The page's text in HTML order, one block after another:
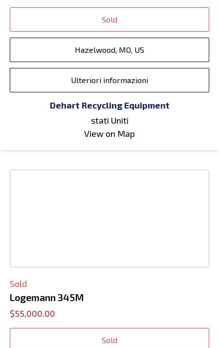
Sold
Hazelwood, MO, US
Ulteriori informazioni
Dehart Recycling Equipment
stati Uniti
View on Map
Sold
Logemann 345M
$55,000.00
Sold